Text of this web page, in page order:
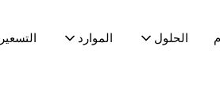
الحلول الموارد التسعير